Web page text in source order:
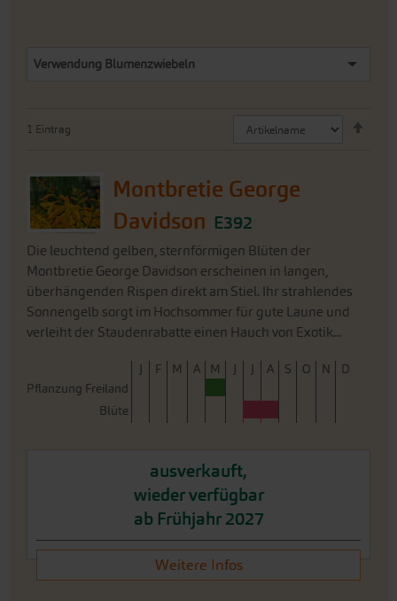
Verwendung Blumenzwiebeln
1 Eintrag
Montbretie George
Davidson E392
Die leuchtend gelben, sternförmigen Blüten der
Montbretie George Davidson erscheinen in langen,
überhängenden Rispen direkt am Stiel. Ihr strahlendes
Sonnengelb sorgt im Hochsommer für gute Laune und
verleiht der Staudenrabatte einen Hauch von Exotik...
J F M A M J J A S O N
D
Pflanzung Freiland
Blüte
ausverkauft,
wieder verfügbar
ab Frühjahr 2027
Weitere Infos